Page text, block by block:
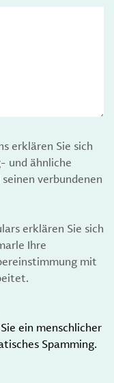
erklären Sie sich
und ähnliche
verbundenen
erklären Sie sich
Ihre
mit
ein menschlicher
Spamming.